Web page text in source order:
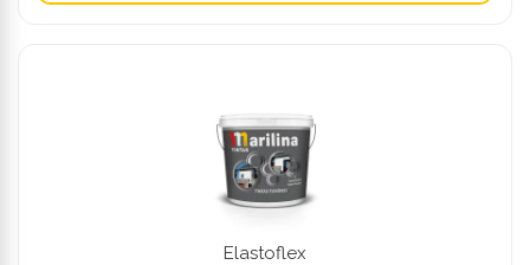
Elastoflex